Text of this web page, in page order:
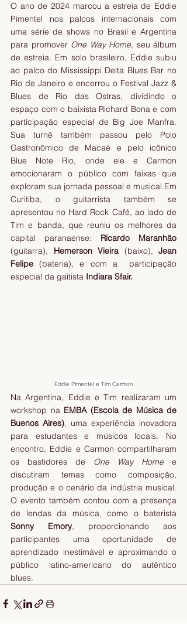
O ano de 2024 marcou a estreia de Eddie
Pimentel nos palcos internacionais com
uma série de shows no Brasil e Argentina
para promover One Way Home, seu álbum
de estreia. Em solo brasileiro, Eddie subiu
ao palco do Mississippi Delta Blues Bar no
Rio de Janeiro e encerrou o Festival Jazz &
Blues de Rio das Ostras, dividindo o
espaço com o baixista Richard Bona e com
participação especial de Big Joe Manfra.
Sua turnê também passou pelo Polo
Gastronômico de Macaé e pelo icônico
Blue Note Rio, onde ele e Carmon
emocionaram o público com faixas que
exploram sua jornada pessoal e musical.Em
Curitiba, o guitarrista também se
apresentou no Hard Rock Café, ao lado de
Tim e banda, que reuniu os melhores da
capital paranaense:
(guitarra), Hemerson Vieira (baixo), Jean
Felipe (bateria), e com a  participação
especial da gaitista Indiara Sfair.
Eddie Pimentel e Tim Carmon
Na Argentina, Eddie e Tim realizaram um
workshop na EMBA (Escola de Música de
Buenos Aires), uma experiência inovadora
para estudantes e músicos locais. No
encontro, Eddie e Carmon compartilharam
os bastidores de One Way Home e
discutiram temas como composição,
produção e o cenário da indústria musical.
O evento também contou com a presença
Sonny Emory, proporcionando aos
participantes uma oportunidade de
aprendizado inestimável e aproximando o
público latino-americano do autêntico
blues.